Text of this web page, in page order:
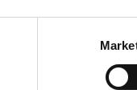
Két
birkózói